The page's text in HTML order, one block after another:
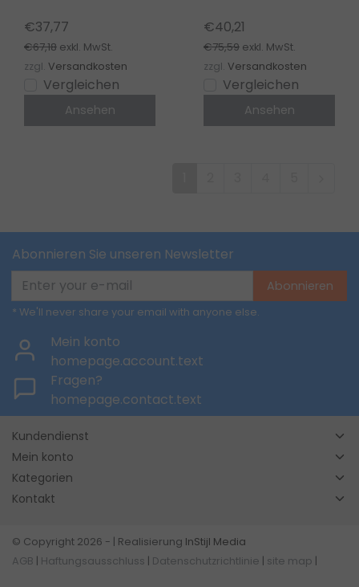
2700K – 5m
€37,77
€67,18 exkl. MwSt.
zzgl. Versandkosten
Vergleichen
Ansehen
4000K – 5m
€40,21
€75,59 exkl. MwSt.
zzgl. Versandkosten
Vergleichen
Ansehen
Abonnieren Sie unseren Newsletter
Abonnieren
* We'll never share your email with anyone else.
Mein konto
homepage.account.text
Fragen?
homepage.contact.text
Kundendienst
Mein konto
Kategorien
Kontakt
© Copyright 2026 - | Realisierung InStijl Media
AGB
Haftungsausschluss Datenschutzrichtlinie site map